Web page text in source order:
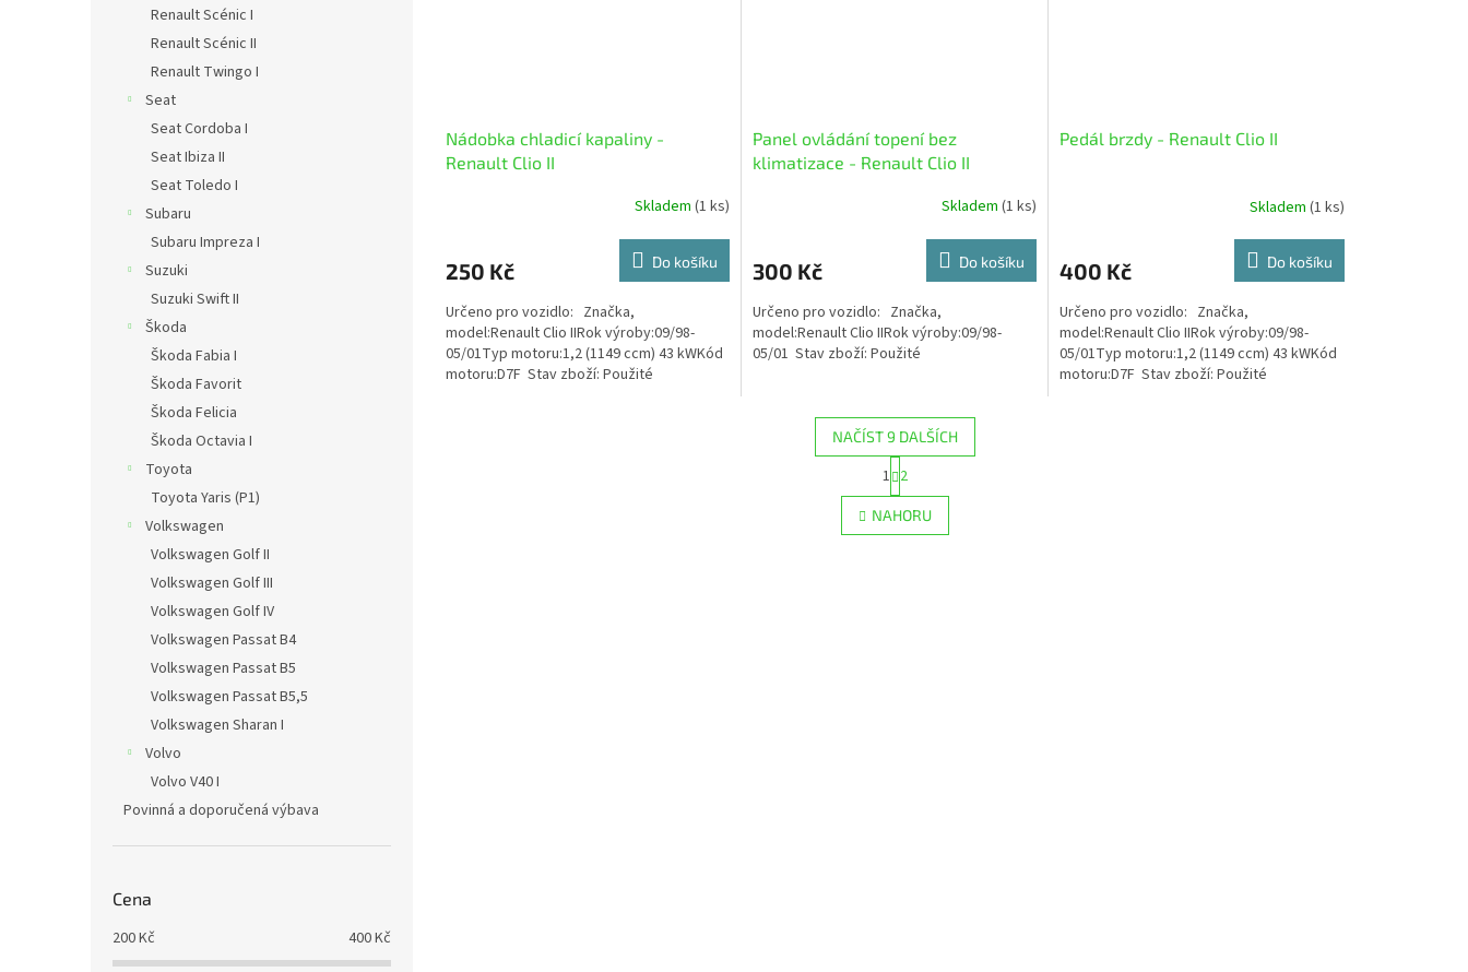
Renault Scénic I
Renault Scénic II
Renault Twingo I
Seat
Seat Cordoba I
Seat Ibiza II
Seat Toledo I
Subaru
Subaru Impreza I
Suzuki
Suzuki Swift II
Škoda
Škoda Fabia I
Škoda Favorit
Škoda Felicia
Škoda Octavia I
Toyota
Toyota Yaris (P1)
Volkswagen
Volkswagen Golf II
Volkswagen Golf III
Volkswagen Golf IV
Volkswagen Passat B4
Volkswagen Passat B5
Volkswagen Passat B5,5
Volkswagen Sharan I
Volvo
Volvo V40 I
Povinná a doporučená výbava
Cena
200Kč 400Kč
Nádobka chladicí kapaliny -
Renault Clio II
Skladem (1 ks)
250 Kč Do košíku
Určeno pro vozidlo: Značka,
model:Renault Clio IIRok výroby:09/98-
05/01Typ motoru:1,2 (1149 ccm) 43 kWKód
motoru:D7F Stav zboží: Použité
Panel ovládání topení bez
klimatizace - Renault Clio II
Skladem (1 ks)
300 Kč Do košíku
Určeno pro vozidlo: Značka,
model:Renault Clio IIRok výroby:09/98-
05/01 Stav zboží: Použité
Pedál brzdy - Renault Clio II
Skladem (1 ks)
400 Kč Do košíku
Určeno pro vozidlo: Značka,
model:Renault Clio IIRok výroby:09/98-
05/01Typ motoru:1,2 (1149 ccm) 43 kWKód
motoru:D7F Stav zboží: Použité
O
v
l
NAČÍST 9 DALŠÍCH
t
r
á
n
1 2
NAHORU